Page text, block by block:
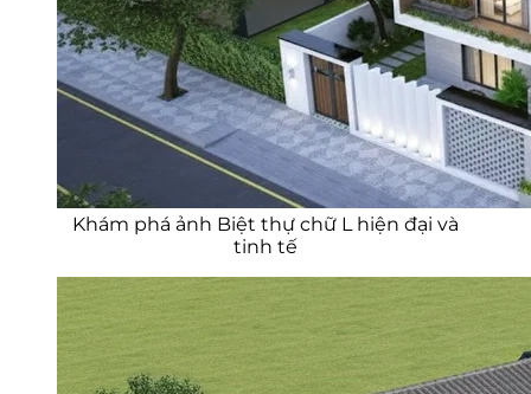
Khám phá ảnh Biệt thự chữ L hiện đại và
tinh tế